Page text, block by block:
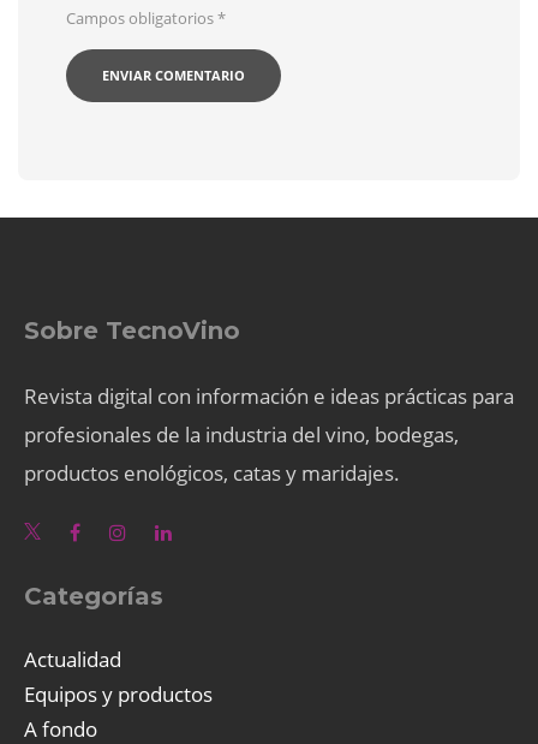
Campos obligatorios*
Sobre TecnoVino
Revista digital con información e ideas prácticas para
profesionales de la industria del vino, bodegas,
productos enológicos, catas y maridajes.
Categorías
Actualidad
Equipos y productos
A fondo